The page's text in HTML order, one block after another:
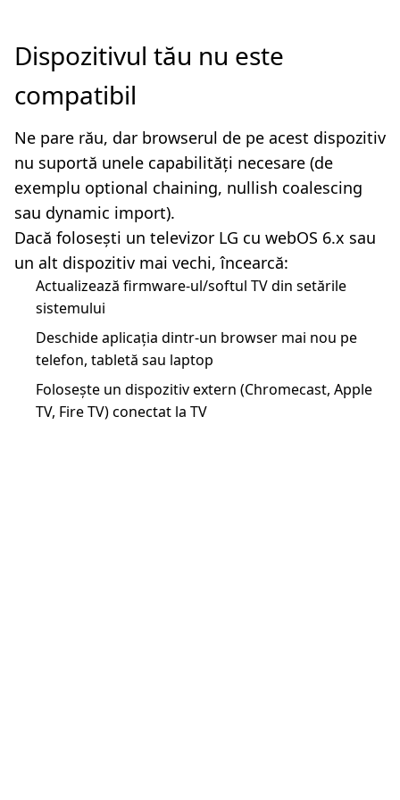
Dispozitivul tău nu este
compatibil
Ne pare rău, dar browserul de pe acest dispozitiv
nu suportă unele capabilități necesare (de
exemplu optional chaining, nullish coalescing
sau dynamic import).
Dacă folosești un televizor LG cu webOS 6.x sau
un alt dispozitiv mai vechi, încearcă:
Actualizează firmware-ul/softul TV din setările
sistemului
Deschide aplicația dintr-un browser mai nou pe
telefon, tabletă sau laptop
Folosește un dispozitiv extern (Chromecast, Apple
TV, Fire TV) conectat la TV